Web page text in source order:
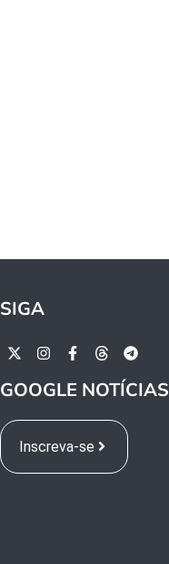
SIGA
GOOGLE NOTÍCIAS
Inscreva-se